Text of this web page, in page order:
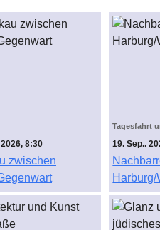
8:30
zwischen
Tagesfahrt
19. Sep..